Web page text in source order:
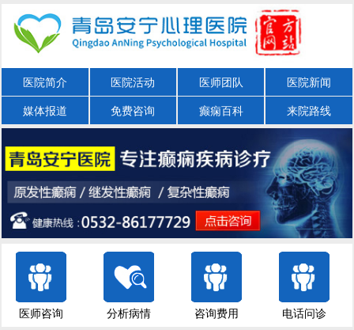
医院简介 医院活动 医师团队 医院新闻
媒体报道 免费咨询 癫痫百科 来院路线
医师咨询 分析病情 咨询费用 电话问诊